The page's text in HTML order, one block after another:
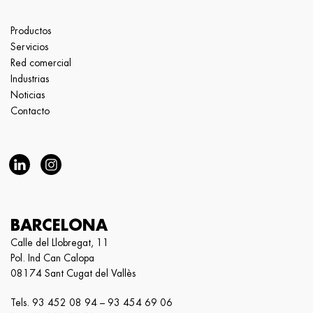
Productos
Servicios
Red comercial
Industrias
Noticias
Contacto
BARCELONA
Calle del Llobregat, 11
Pol. Ind Can Calopa
08174 Sant Cugat del Vallès
Tels. 93 452 08 94 – 93 454 69 06